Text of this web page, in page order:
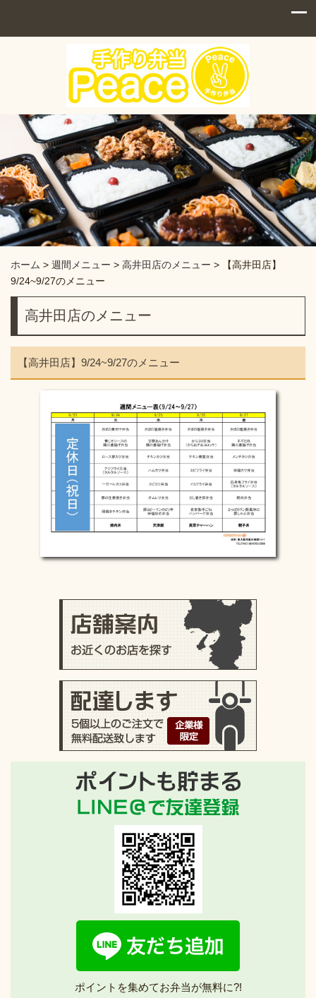
ホーム > 週間メニュー > 高井田店のメニュー >
【高井田店】
9/24~9/27のメニュー
高井田店のメニュー
【高井田店】9/24~9/27のメニュー
ポイントを集めてお弁当が無料に?!